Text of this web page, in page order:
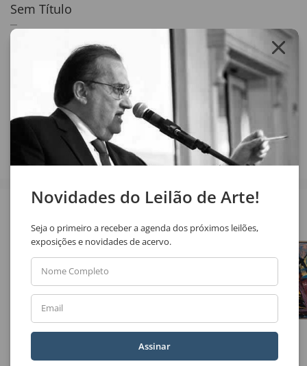
Sem Título
30 x 23 cm
óleo sobre placa
assinatura inf. dir.
Compartilhar
Veja também
Novidades do Leilão de Arte!
Seja o primeiro a receber a agenda dos próximos leilões,
exposições e novidades de acervo.
Nome Completo
Email
Assinar